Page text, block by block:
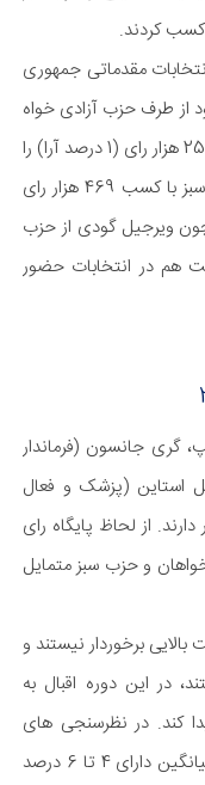
که در انتخابات مقدماتی جمهوری
از طرف حزب آزادی خواه
کاندیدای انتخابات شد و توانست 1 میلیون 250 هزار رای (1 درصد آرا) را
کسب کند. پس از وی جیل استاین از حزب سبز با کسب 469 هزار رای
ویرجیل گودی از حزب
هم در انتخابات حضور
گری جانسون (فرماندار
استاین (پزشک و فعال
از لحاظ پایگاه رای
و حزب سبز متمایل
برخوردار نیستند و
در این دوره اقبال به
کند. در نظرسنجی های
صورت گرفته در انتخابات، جانسون به طور میانگین دارای 4 تا 6 درصد